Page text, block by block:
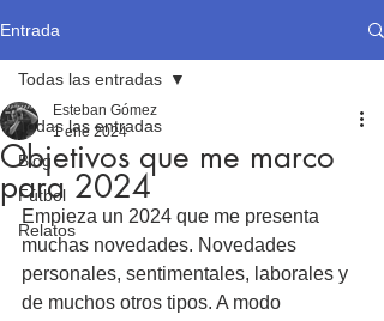
Entrada
Todas las entradas
Blog
Fútbol
Relatos
Todas las entradas
Objetivos que me marco
para 2024
Esteban Gómez
1 ene 2024
Empieza un 2024 que me presenta
muchas novedades. Novedades
personales, sentimentales, laborales y
de muchos otros tipos. A modo